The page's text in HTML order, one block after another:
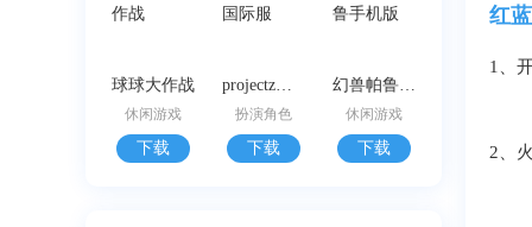
球球大作战
休闲游戏
下载
projectz国际服
扮演角色
下载
幻兽帕鲁手机版
休闲游戏
下载
红
1、
2、